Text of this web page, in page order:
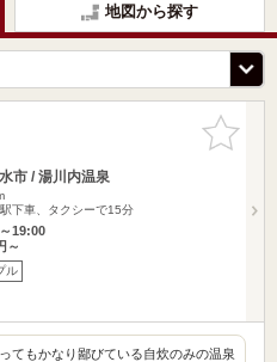
地図から探す
お気に入
りに追加
市 / 湯川内温泉
下車、タクシーで15分
19:00
～
ル
てもかなり鄙びている自炊のみの温泉